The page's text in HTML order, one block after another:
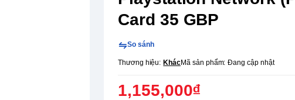
Card 35 GBP
So sánh
Thương hiệu: KhácMã sản phẩm: Đang cập nhật
1,155,000₫